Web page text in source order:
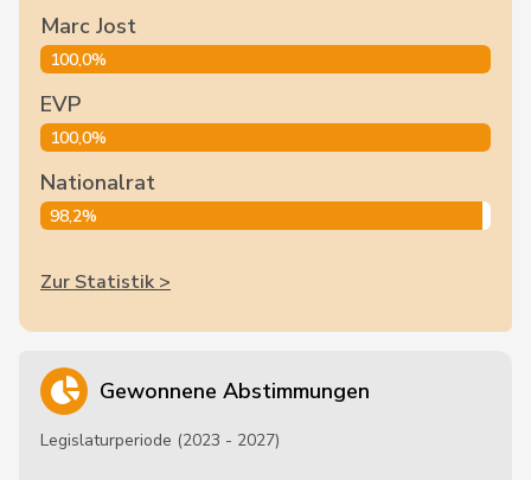
Marc Jost
100,0%
EVP
100,0%
Nationalrat
98,2%
Zur Statistik >
Gewonnene Abstimmungen
Legislaturperiode (2023 - 2027)